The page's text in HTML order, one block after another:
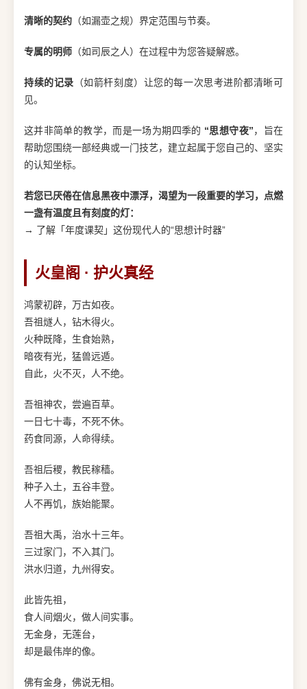
清晰的契约 （如漏壶之规）界定范围与节奏。
专属的明师 （如司辰之人）在过程中为您答疑解惑。
持续的记录 （如箭杆刻度）让您的每一次思考进阶都清晰可
见。
这并非简单的教学，而是一场为期四季的 “思想守夜”，旨在
帮助您围绕一部经典或一门技艺，建立起属于您自己的、坚实
的认知坐标。
若您已厌倦在信息黑夜中漂浮，渴望为一段重要的学习，点燃
一盏有温度且有刻度的灯：
→ 了解「年度课契」这份现代人的“思想计时器”
火皇阁 · 护火真经
鸿蒙初辟，万古如夜。
吾祖燧人，钻木得火。
火种既降，生食始熟，
暗夜有光，猛兽远遁。
自此，火不灭，人不绝。
吾祖神农，尝遍百草。
一日七十毒，不死不休。
药食同源，人命得续。
吾祖后稷，教民稼穑。
种子入土，五谷丰登。
人不再饥，族始能聚。
吾祖大禹，治水十三年。
三过家门，不入其门。
洪水归道，九州得安。
此皆先祖，
食人间烟火，做人间实事。
无金身，无莲台，
却是最伟岸的像。
佛有金身，佛说无相。